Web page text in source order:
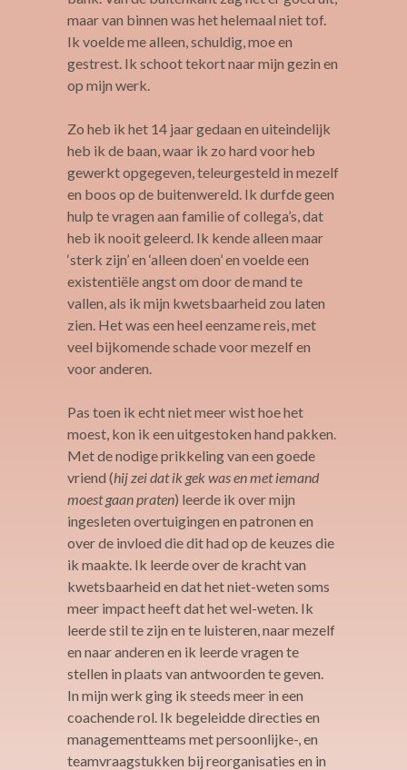
maar van binnen was het helemaal niet tof.
Ik voelde me alleen, schuldig, moe en
gestrest. Ik schoot tekort naar mijn gezin en
op mijn werk.
Zo heb ik het 14 jaar gedaan en uiteindelijk
heb ik de baan, waar ik zo hard voor heb
gewerkt opgegeven, teleurgesteld in mezelf
en boos op de buitenwereld. Ik durfde geen
hulp te vragen aan familie of collega’s, dat
heb ik nooit geleerd. Ik kende alleen maar
‘sterk zijn’ en ‘alleen doen’ en voelde een
existentiële angst om door de mand te
vallen, als ik mijn kwetsbaarheid zou laten
zien. Het was een heel eenzame reis, met
veel bijkomende schade voor mezelf en
voor anderen.
Pas toen ik echt niet meer wist hoe het
moest, kon ik een uitgestoken hand pakken.
Met de nodige prikkeling van een goede
vriend (hij zei dat ik gek was en met iemand
moest gaan praten) leerde ik over mijn
ingesleten overtuigingen en patronen en
over de invloed die dit had op de keuzes die
ik maakte. Ik leerde over de kracht van
kwetsbaarheid en dat het niet-weten soms
meer impact heeft dat het wel-weten. Ik
leerde stil te zijn en te luisteren, naar mezelf
en naar anderen en ik leerde vragen te
stellen in plaats van antwoorden te geven.
In mijn werk ging ik steeds meer in een
coachende rol. Ik begeleidde directies en
managementteams met persoonlijke-, en
teamvraagstukken bij reorganisaties en in